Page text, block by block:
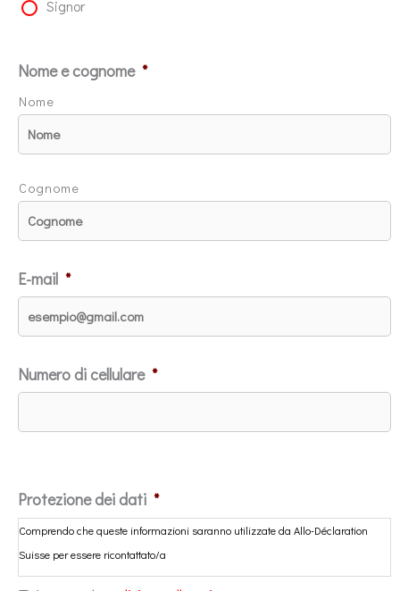
Signor
Nome e cognome *
Nome
Cognome
E-mail *
Numero di cellulare *
Protezione dei dati *
Comprendo che queste informazioni saranno utilizzate da Allo-Déclaration
Suisse per essere ricontattato/a